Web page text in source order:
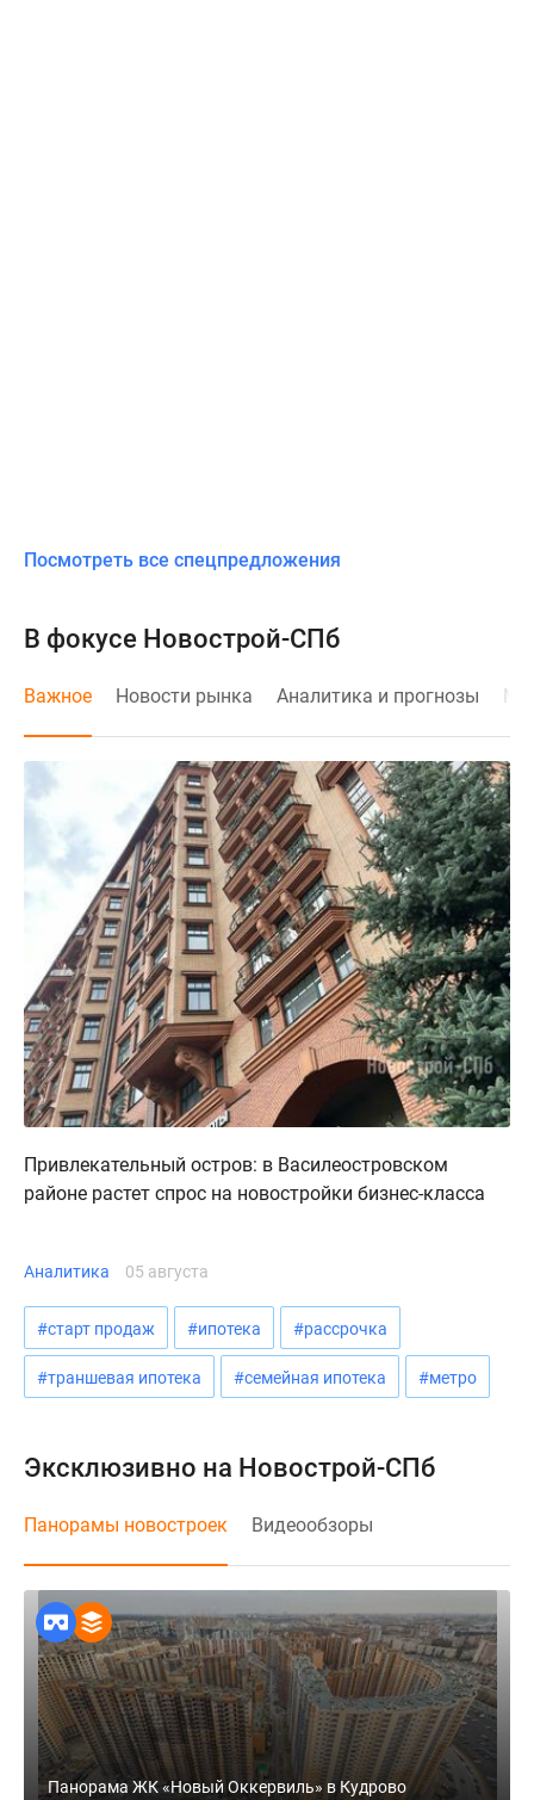
Посмотреть все спецпредложения
В фокусе Новострой-СПб
Важное Новости рынка Аналитика и прогнозы
Привлекательный остров: в Василеостровском
районе растет спрос на новостройки бизнес-класса
Аналитика 05 августа
#старт продаж #ипотека #рассрочка
#траншевая ипотека #семейная ипотека #метро
Эксклюзивно на Новострой-СПб
Панорамы новостроек Видеообзоры
Панорама ЖК «Новый Оккервиль» в Кудрово